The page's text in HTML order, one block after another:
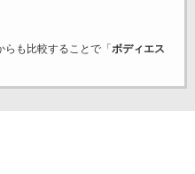
らも比較することで「 ボディエス